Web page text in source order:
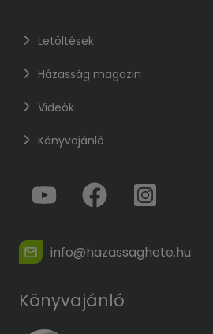
Letöltések
Házasság magazin
Videók
Könyvajánló
info@hazassaghete.hu
Könyvajánló